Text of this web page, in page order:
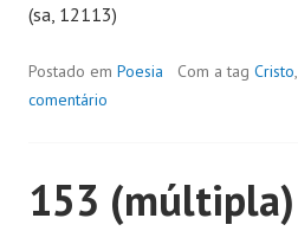
(sa, 12113)
Postado em Poesia Com a tag Cristo,
comentário
153 (múltipla)